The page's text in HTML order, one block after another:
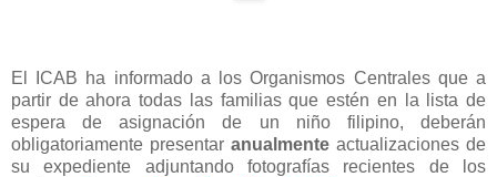
El ICAB ha informado a los Organismos Centrales que a
partir de ahora todas las familias que estén en la lista de
espera de asignación de un niño filipino, deberán
obligatoriamente presentar anualmente actualizaciones de
su expediente adjuntando fotografías recientes de los